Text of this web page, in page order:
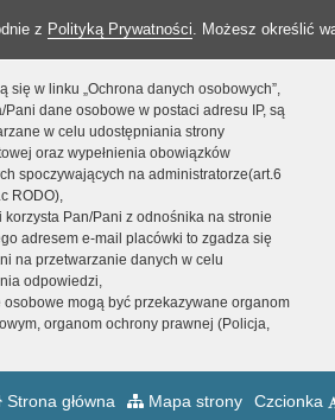
z Polityką Prywatności. Możesz określić
się w linku „Ochrona danych osobowych”,
Pani dane osobowe w postaci adresu IP, są
w celu udostępniania strony
oraz wypełnienia obowiązków
spoczywających na administratorze(art.6
RODO),
korzysta Pan/Pani z odnośnika na stronie
adresem e-mail placówki to zgadza się
na przetwarzanie danych w celu
odpowiedzi,
osobowe mogą być przekazywane organom
organom ochrony prawnej (Policja,
Strona główna Mapa strony Czcionka